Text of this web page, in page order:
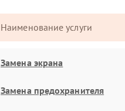
Наименование услуги
Замена экрана
Замена предохранителя